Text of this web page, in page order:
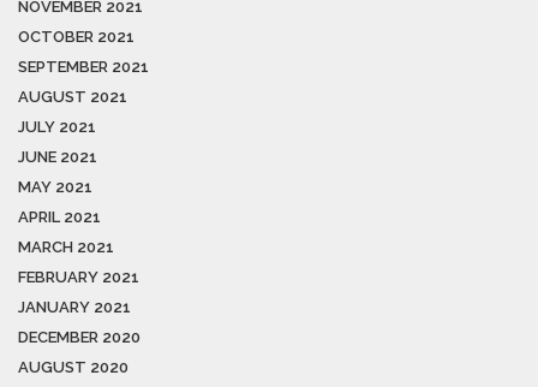
NOVEMBER 2021
OCTOBER 2021
SEPTEMBER 2021
AUGUST 2021
JULY 2021
JUNE 2021
MAY 2021
APRIL 2021
MARCH 2021
FEBRUARY 2021
JANUARY 2021
DECEMBER 2020
AUGUST 2020